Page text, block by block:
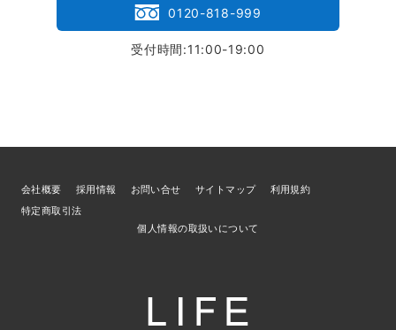
0120-818-999
受付時間:11:00-19:00
会社概要 採用情報 お問い合せ サイトマップ
利用規約
特定商取引法
個人情報の取扱いについて